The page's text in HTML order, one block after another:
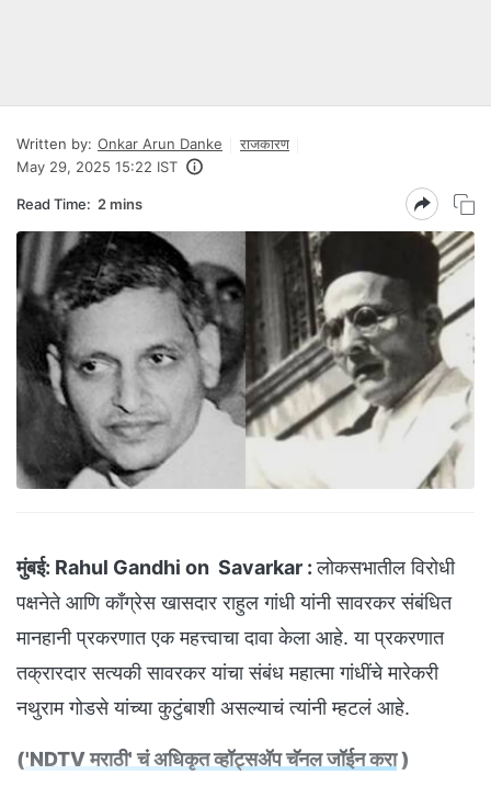
Written by: Onkar Arun Danke
राजकारण
May 29, 2025 15:22 IST
Read Time: 2 mins
मुंबई: Rahul Gandhi on Savarkar :लोकसभातील विरोधी
पक्षनेते आणि काँग्रेस खासदार राहुल गांधी यांनी सावरकर संबंधित
मानहानी प्रकरणात एक महत्त्वाचा दावा केला आहे. या प्रकरणात
तक्रारदार सत्यकी सावरकर यांचा संबंध महात्मा गांधींचे मारेकरी
नथुराम गोडसे यांच्या कुटुंबाशी असल्याचं त्यांनी म्हटलं आहे.
('NDTV मराठी' चं अधिकृत व्हॉट्सअ‍ॅप चॅनल जॉईन करा)